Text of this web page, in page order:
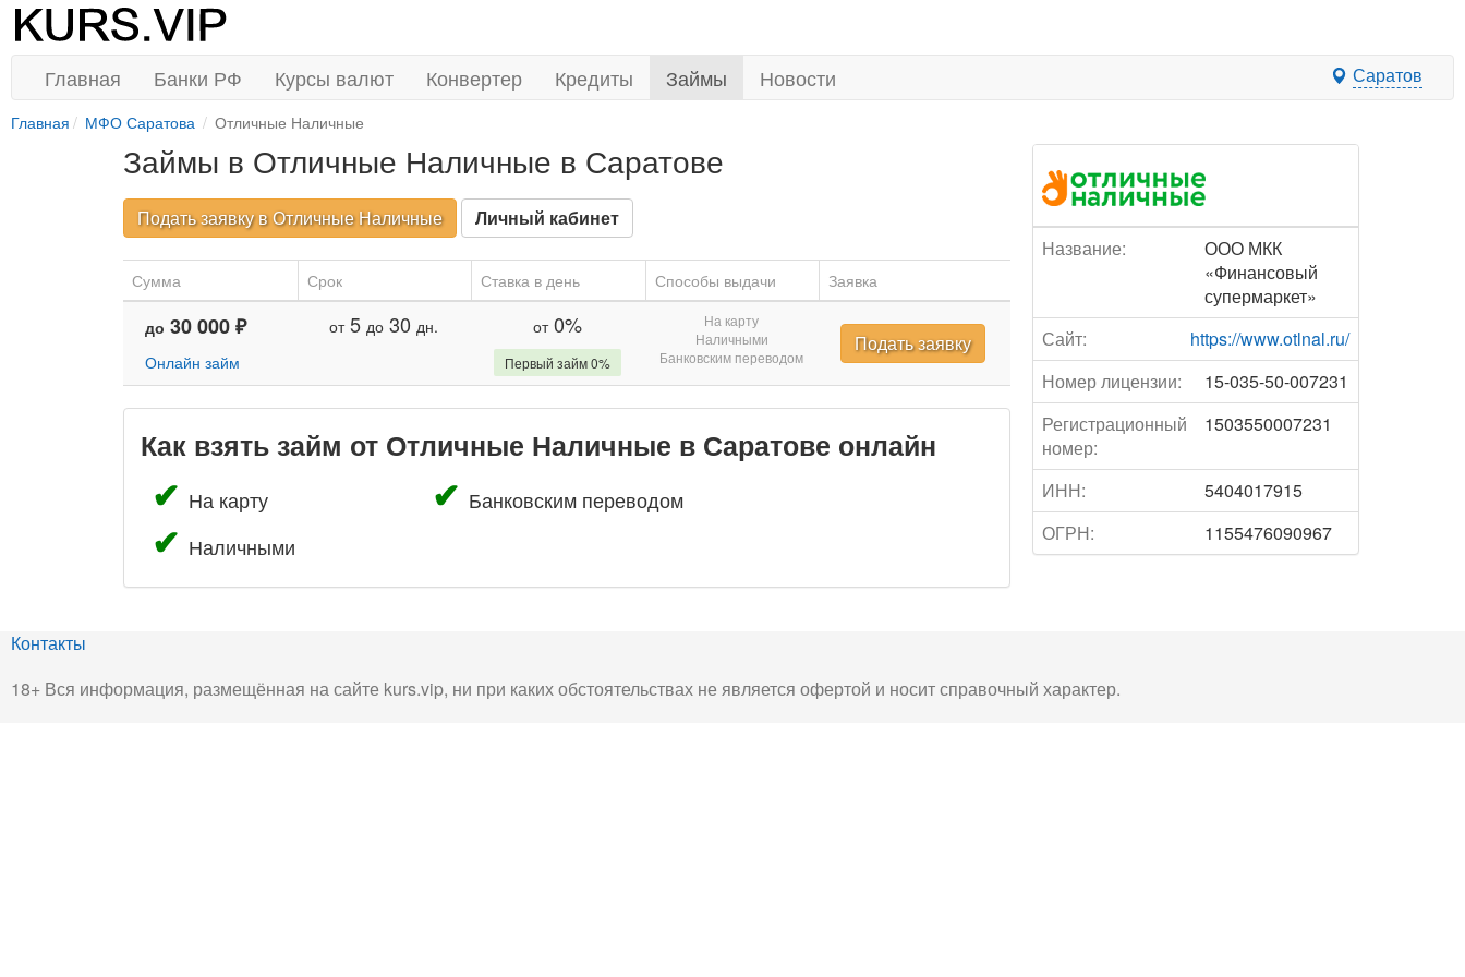
Главная Банки РФ Курсы валют Конвертер Кредиты Займы Новости Саратов
Главная МФО Саратова Отличные Наличные
Займы в Отличные Наличные в Саратове
Подать заявку в Отличные Наличные Личный кабинет
Сумма Срок Ставка в день Способы выдачи Заявка
до 30 000 ₽
Онлайн займ
от 5 до 30 дн. от0%
Первый займ 0%
На карту
Наличными
Банковским переводом
Подать заявку
Как взять займ от Отличные Наличные в Саратове онлайн
На карту
Наличными
Банковским переводом
Название:
ООО МКК
«Финансовый
супермаркет»
Сайт:
https://www.otlnal.ru/
Номер лицензии:
15-035-50-007231
Регистрационный
номер:
1503550007231
ИНН:
5404017915
ОГРН:
1155476090967
Контакты
18+ Вся информация, размещённая на сайте kurs.vip, ни при каких обстоятельствах не является офертой и носит справочный характер.